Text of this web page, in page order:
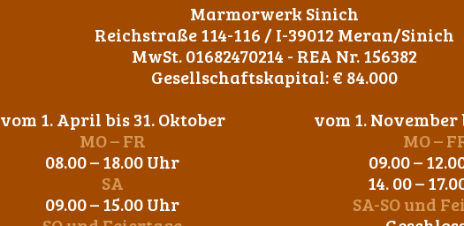
Marmorwerk Sinich
Reichstraße 114-116 / I-39012 Meran/Sinich
MwSt. 01682470214 - REA Nr. 156382
Gesellschaftskapital: € 84.000
vom 1. April bis 31. Oktober
MO – FR
08.00 – 18.00 Uhr
SA
09.00 – 15.00 Uhr
vom 1. November
MO –
09.00 –
14. 00 –
SA-SO und